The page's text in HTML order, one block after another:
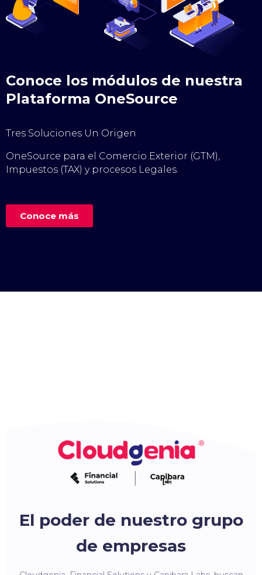
Conoce los módulos de nuestra
Plataforma OneSource
Tres Soluciones Un Origen
OneSource para el Comercio Exterior (GTM),
Impuestos (TAX) y procesos Legales.
Conoce más
El poder de nuestro grupo
de empresas